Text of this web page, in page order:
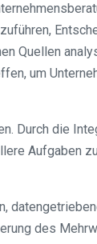
Quellen
um
Durch die
Aufgaben
des